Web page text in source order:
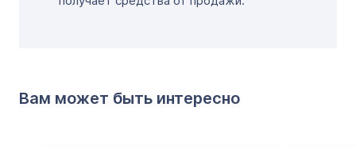
Вам может быть интересно